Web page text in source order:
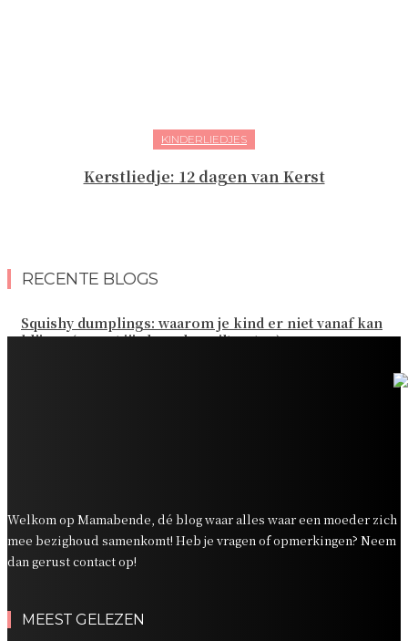
KINDERLIEDJES
Kerstliedje: 12 dagen van Kerst
RECENTE BLOGS
Squishy dumplings: waarom je kind er niet vanaf kan
blijven (en wat jij als ouder wilt weten)
Welkom op Mamabende, dé blog waar alles waar een moeder zich
mee bezighoud samenkomt! Heb je vragen of opmerkingen? Neem
dan gerust contact op!
MEEST GELEZEN